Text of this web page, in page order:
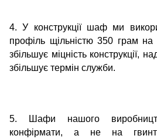
4. У конструкції шаф ми
профіль щільністю 350 грам
збільшує міцність конструкції,
збільшує термін служби.
5. Шафи нашого
конфірмати, а не на